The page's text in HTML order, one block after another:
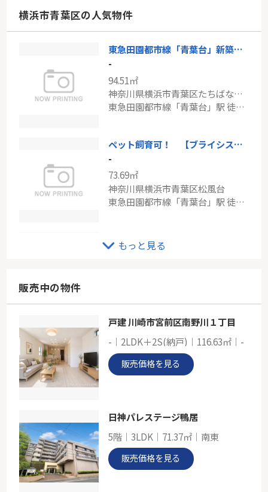
神奈川県横浜市青葉区荏田町
77.83㎡
神奈川県川崎市高津区上作延
横浜市青葉区の人気物件
東急田園都市線「青葉台」新築分譲
-
94.51㎡
神奈川県横浜市青葉区たちばな台１丁目
東急田園都市線「青葉台」駅 徒歩25分
ペット飼育可！ 【ブライシス青葉台】
-
73.69㎡
神奈川県横浜市青葉区松風台
東急田園都市線「青葉台」駅 徒歩9分
-
-
75.64㎡
もっと見る
販売中の物件
戸建 川崎市宮前区南野川１丁目
-｜2LDK＋2S(納戸)｜116.63㎡｜-
販売価格を見る
日神パレステージ鴨居
5階｜3LDK｜71.37㎡｜南東
販売価格を見る